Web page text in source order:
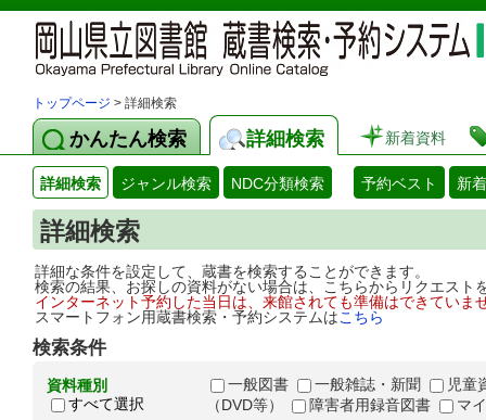
トップページ > 詳細検索
かんたん検索 詳細検索 新着資料
詳細検索 ジャンル検索 NDC分類検索 予約ベスト 新
詳細検索
詳細な条件を設定して、蔵書を検索することができます。
検索の結果、お探しの資料がない場合は、こちらからリクエス
インターネット予約した当日は、来館されても準備はできてい
スマートフォン用蔵書検索・予約システムはこちら
検索条件
資料種別
すべて選択
一般図書 一般雑誌・新聞
児童
（DVD等）
障害者用録音図書 マ